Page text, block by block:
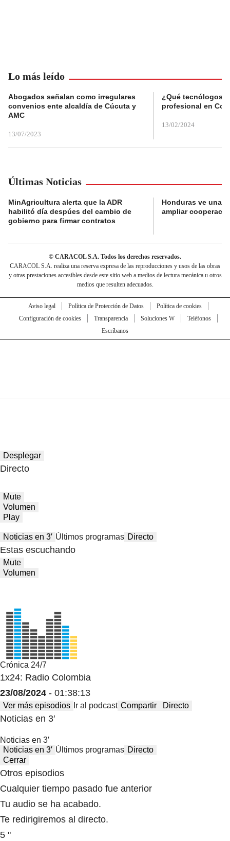
Lo más leído
Abogados señalan como irregulares
convenios ente alcaldía de Cúcuta y
AMC
13/07/2023
¿Qué tecnólogos
profesional en
13/02/2024
Últimas Noticias
MinAgricultura alerta que la ADR
habilitó día despúes del cambio de
gobierno para firmar contratos
Honduras ve una
ampliar
© CARACOL S.A. Todos los derechos reservados.
CARACOL S.A. realiza una reserva expresa de las reproducciones y usos de las obras
y otras prestaciones accesibles desde este sitio web a medios de lectura mecánica u otros
medios que resulten adecuados.
Aviso legal Política de Protección de Datos
Política de cookies
Configuración de cookies
Transparencia Soluciones W
Teléfonos
Escríbanos
Desplegar
Directo
Mute
Volumen
Play
Noticias en 3′ Últimos programas Directo
Estas escuchando
Mute
Volumen
Crónica 24/7
1x24: Radio Colombia
23/08/2024 - 01:38:13
Ver más episodios Ir al podcast Compartir Directo
Noticias en 3′
Noticias en 3′
Noticias en 3′ Últimos programas Directo
Cerrar
Otros episodios
Cualquier tiempo pasado fue anterior
Tu audio se ha acabado.
Te redirigiremos al directo.
5 "